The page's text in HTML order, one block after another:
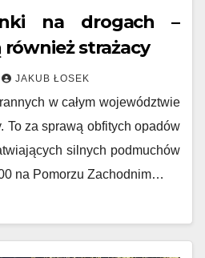
na drogach –
strażacy
JAKUB ŁOSEK
w całym województwie
To za sprawą obfitych opadów
silnych podmuchów
na Pomorzu Zachodnim…